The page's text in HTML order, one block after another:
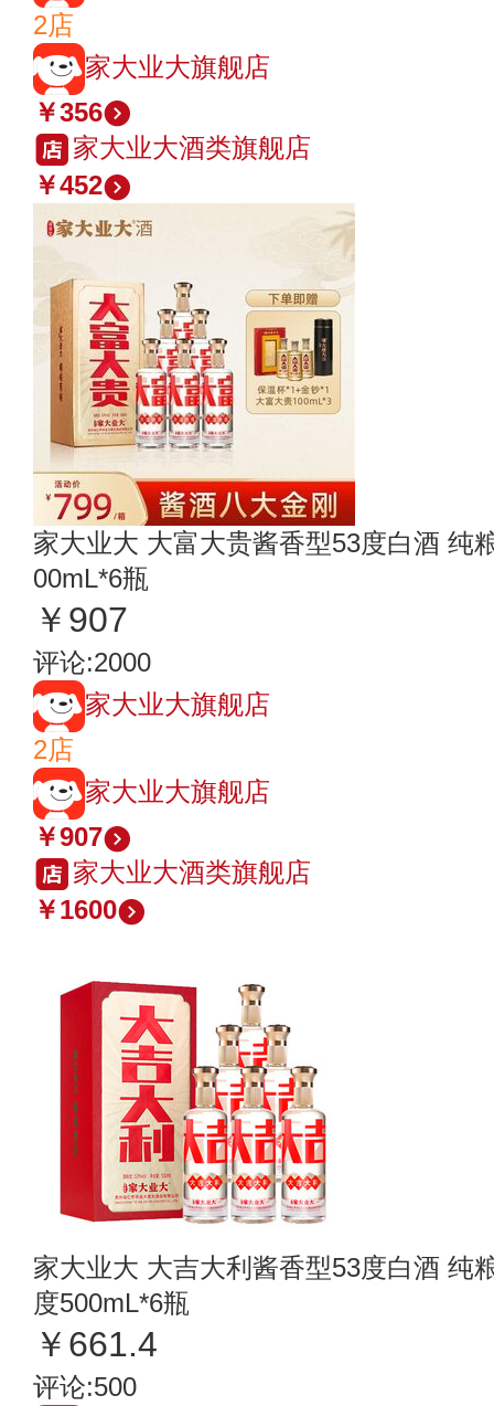
2店
家大业大旗舰店
￥356
家大业大酒类旗舰店
￥452
家大业大 大富大贵酱香型53度白酒 纯
00mL*6瓶
￥907
评论:2000
家大业大旗舰店
2店
家大业大旗舰店
￥907
家大业大酒类旗舰店
￥1600
家大业大 大吉大利酱香型53度白酒 纯
度500mL*6瓶
￥661.4
评论:500